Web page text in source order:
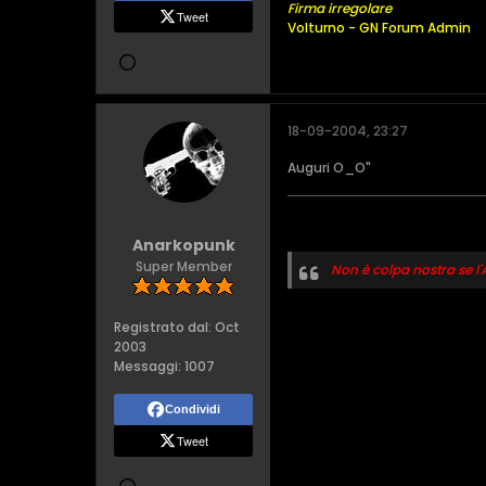
Tweet
Firma irregolare
Volturno - GN Forum Admin
Anarkopunk
Super Member
Registrato dal: Oct
2003
Messaggi: 1007
Condividi
Tweet
18-09-2004, 23:27
Auguri O_O"
Non è colpa nostra se